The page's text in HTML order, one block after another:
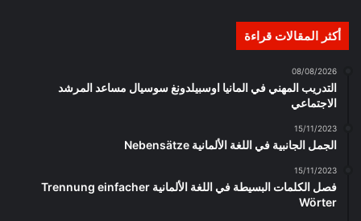
أكثر المقالات قراءة
08/08/2026
التدريب المهني في المانيا اوسبيلدونغ سوسيال مساعد المرشد
الاجتماعي
15/11/2023
الجمل الجانبية في اللغة الألمانية Nebensätze
15/11/2023
فصل الكلمات البسيطة في اللغة الألمانية Trennung einfacher
Wörter